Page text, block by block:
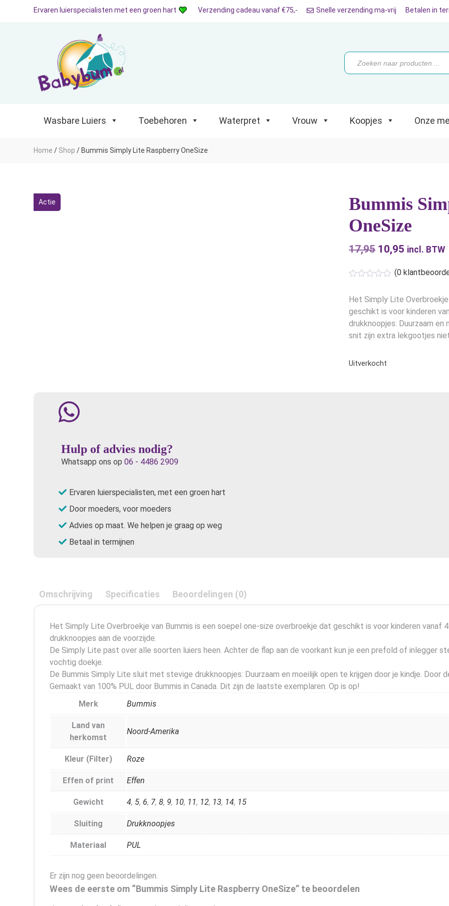
Wasbare Luiers Toebehoren Koopjes Onze merken
Ervaren luierspecialisten met een groen hart Verzending cadeau vanaf €75,- Snelle verzending ma-vrij Betalen in
Producten
zoeken
Wasbare Luiers Toebehoren Waterpret Vrouw Koopjes Onze
Home / Shop / Bummis Simply Lite Raspberry OneSize
Actie
Bummis
OneSize
17,95 Oorspronkelijke
was:
€17,95.
10,95 Huidige
€10,95.
incl. BTW
(0
Het Simply Lite
geschikt is voor kinderen
drukknoopjes: Duurzaam
snit zijn extra lekgootjes
Uitverkocht
Hulp of advies nodig?
Whatsapp ons op 06 - 4486 2909
Ervaren luierspecialisten, met een groen hart
Door moeders, voor moeders
Advies op maat. We helpen je graag op weg
Betaal in termijnen
Omschrijving Specificaties Beoordelingen (0)
Het Simply Lite Overbroekje van Bummis is een soepel one-size overbroekje dat geschikt is voor kinderen
drukknoopjes aan de voorzijde.
De Simply Lite past over alle soorten luiers heen. Achter de flap aan de voorkant kun je een prefold of inlegger
vochtig doekje.
De Bummis Simply Lite sluit met stevige drukknoopjes: Duurzaam en moeilijk open te krijgen door je kindje. Door
Gemaakt van 100% PUL door Bummis in Canada. Dit zijn de laatste exemplaren. Op is op!
Merk
Bummis
Land van
herkomst
Noord-Amerika
Kleur (Filter) Roze
Effen of print Effen
Gewicht 4, 5, 6, 7, 8, 9, 10, 11, 12, 13, 14, 15
Sluiting Drukknoopjes
Materiaal PUL
Er zijn nog geen beoordelingen.
Wees de eerste om “Bummis Simply Lite Raspberry OneSize” te beoordelen